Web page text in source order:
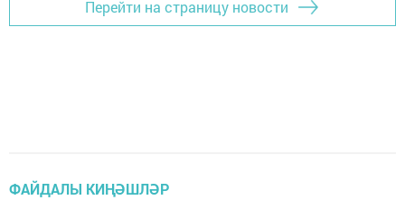
Перейти на страницу новости
ФАЙДАЛЫ КИҢӘШЛӘР